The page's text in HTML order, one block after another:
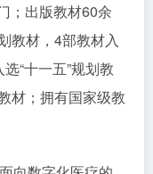
；出版教材60余
教材，4部教材入
“十一五”规划教
材；拥有国家级教